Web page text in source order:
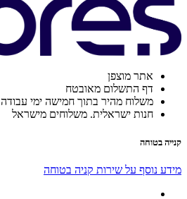
אתר מוצפן
דף התשלום מאובטח
משלוח מהיר בתוך חמישה ימי עבודה
חנות ישראלית. משלוחים מישראל
קנייה בטוחה
מידע נוסף על שירות קניה בטוחה